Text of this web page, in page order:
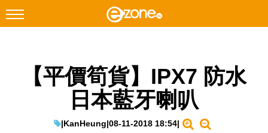
Facebook Instagram
【平價筍貨】IPX7 防水
日本藍牙喇叭
|KanHeung|08-11-2018 18:54|